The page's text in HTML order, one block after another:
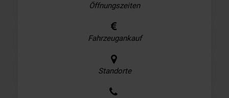
Öffnungszeiten
Fahrzeugankauf
Standorte